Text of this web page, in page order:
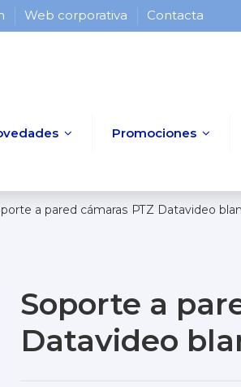
Web corporativa Contacta
Promociones
a pared cámaras PTZ Datavideo
Soporte a
Datavideo